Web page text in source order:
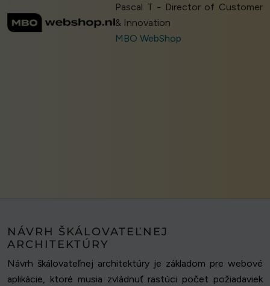
Pascal T - Director of Customer
& Innovation
MBO WebShop
NÁVRH ŠKÁLOVATEĽNEJ
ARCHITEKTÚRY
Návrh škálovateľnej architektúry je základom pre webové
aplikácie, ktoré musia zvládnuť rastúci počet požiadaviek